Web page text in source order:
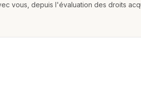
vous, depuis l'évaluation des droits